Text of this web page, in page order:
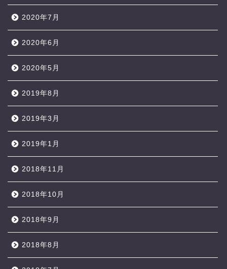
2020年7月
2020年6月
2020年5月
2019年8月
2019年3月
2019年1月
2018年11月
2018年10月
2018年9月
2018年8月